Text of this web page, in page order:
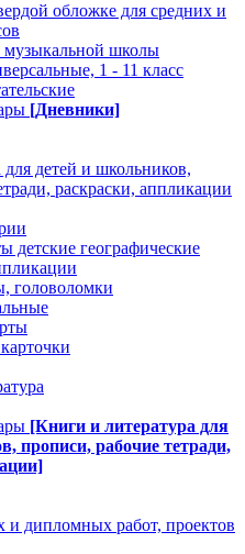
обложке для средних и
школы
1 - 11 класс
[Дневники]
детей и школьников,
раскраски, аппликации
детские географические
головоломки
[Книги и литература для
прописи, рабочие тетради,
и дипломных работ, проектов